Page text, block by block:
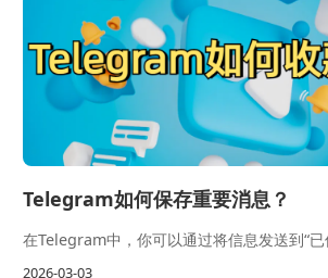
Telegram如何保存重要消息？
在Telegram中，你可以通过将信息发送到“已
2026-03-03